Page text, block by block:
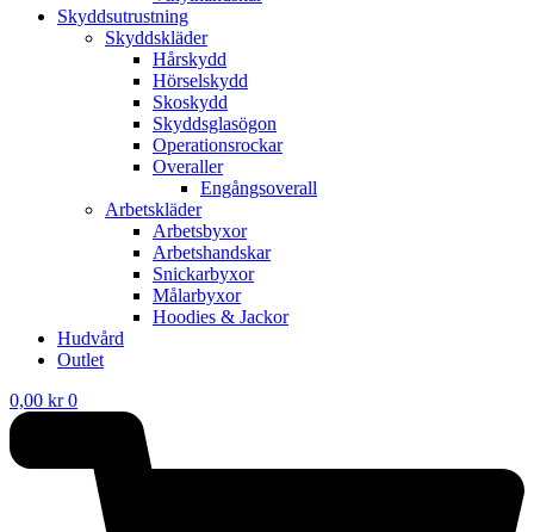
Skyddsutrustning
Skyddskläder
Hårskydd
Hörselskydd
Skoskydd
Skyddsglasögon
Operationsrockar
Overaller
Engångsoverall
Arbetskläder
Arbetsbyxor
Arbetshandskar
Snickarbyxor
Målarbyxor
Hoodies & Jackor
Hudvård
Outlet
0,00 kr 0